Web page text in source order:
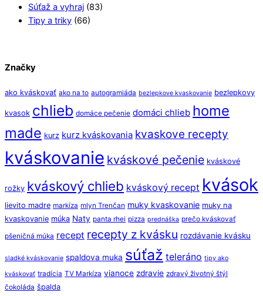
Súťaž a vyhraj (83)
Tipy a triky (66)
Značky
ako kváskovať ako na to autogramiáda bezlepkove kvaskovanie bezlepkovy
kvasok chlieb domáce pečenie domáci chlieb home
made kurz kurz kváskovania kvaskove recepty
kváskovanie kváskové pečenie kváskové
rožky kváskový chlieb kváskový recept kvások
lievito madre markíza mlyn Trenčan muky kvaskovanie muky na
kvaskovanie múka Naty panta rhei pizza prednáška prečo kváskovať
pšeničná múka recept recepty z kvásku rozdávanie kvásku
sladké kváskovanie spaldova muka súťaž teleráno tipy ako
kváskovať tradícia TV Markíza vianoce zdravie zdravý životný štýl
čokoláda špalda